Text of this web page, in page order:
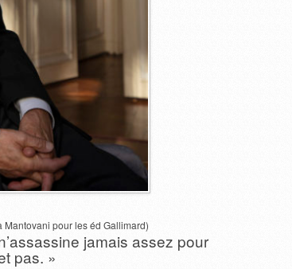
pour les éd Gallimard)
jamais assez pour
pas. »